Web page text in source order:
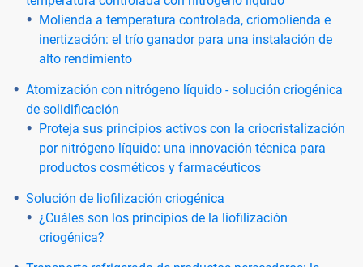
Molienda a temperatura controlada, criomolienda e
inertización: el trío ganador para una instalación de
alto rendimiento
Atomización con nitrógeno líquido - solución criogénica
de solidificación
Proteja sus principios activos con la criocristalización
por nitrógeno líquido: una innovación técnica para
productos cosméticos y farmacéuticos
Solución de liofilización criogénica
¿Cuáles son los principios de la liofilización
criogénica?